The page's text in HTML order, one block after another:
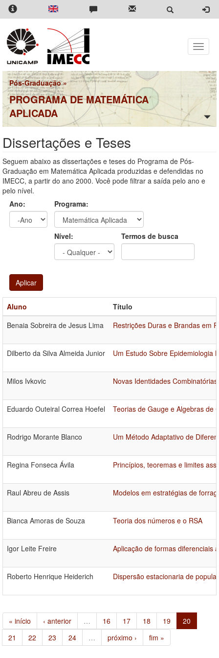
Pular
para
conteúdo
principal
Toggle
Pós-Graduação»
PROGRAMA DE MATEMÁTICA
APLICADA
Dissertações e Teses
Seguem abaixo as dissertações e teses do Programa de Pós-
Graduação em Matemática Aplicada produzidas e defendidas no
IMECC, a partir do ano 2000. Você pode filtrar a saída pelo ano e
pelo nível.
Ano:
Programa:
Nível: Termos de busca
Aplicar
Aluno
Título
Benaia Sobreira de Jesus Lima
Restrições Duras e Brandas em
Dilberto da Silva Almeida Junior Um Estudo Sobre Epidemiologia
Milos Ivkovic Novas Identidades
Eduardo Outeiral Correa Hoefel Teorias de Gauge e Algebras de
Rodrigo Morante Blanco Um Método Adaptativo de
Regina Fonseca Ávila Princípios, teoremas e limites
Raul Abreu de Assis Modelos em estratégias de
Bianca Amoras de Souza Teoria dos números e o RSA
Igor Leite Freire Aplicação de formas diferenciais
Roberto Henrique Heiderich Dispersão estacionaria de
« início ‹ anterior … 16 17 18 19
20
21
22 23 24 … próximo › fim »